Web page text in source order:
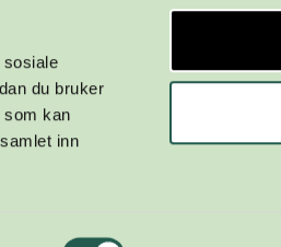
sosiale
du bruker
som kan
inn